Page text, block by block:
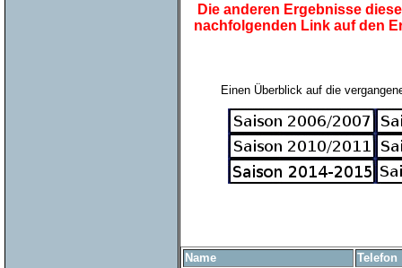
Die anderen Ergebnisse
nachfolgenden Link auf den
Einen Überblick auf die
Name
Telefon